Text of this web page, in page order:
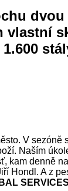
vlastní
V
Naším
kam denně
Hondl. A z